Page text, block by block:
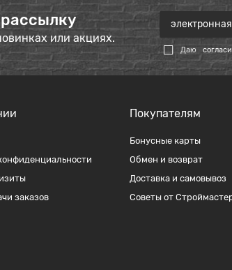
или акциях.
Даю
заказов
Покупателям
Бонусные карты
Обмен и возврат
Доставка и самовывоз
Советы от